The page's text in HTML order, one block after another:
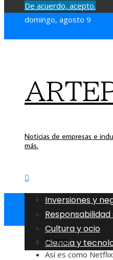
De acuerdo, acepto.
domingo, agosto 9
Noticias de empresas e
más.
Inversiones y
Cultura y ocio
Ciencia y
Inicio
Así es como